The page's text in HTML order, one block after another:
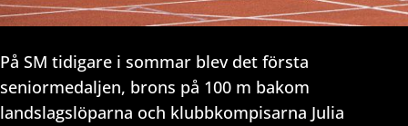
På SM tidigare i sommar blev det första
seniormedaljen, brons på 100 m bakom
landslagslöparna och klubbkompisarna Julia